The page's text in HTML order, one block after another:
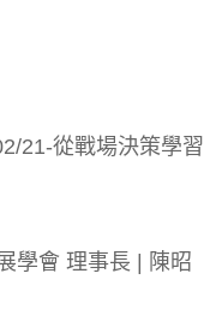
21-從戰場決策學習
學會 理事長 | 陳昭